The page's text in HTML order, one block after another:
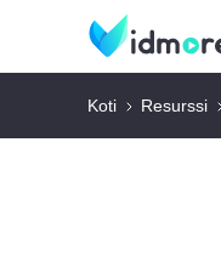
Koti Resurssi